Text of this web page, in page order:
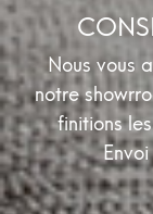
Nous vous
notre
finitions